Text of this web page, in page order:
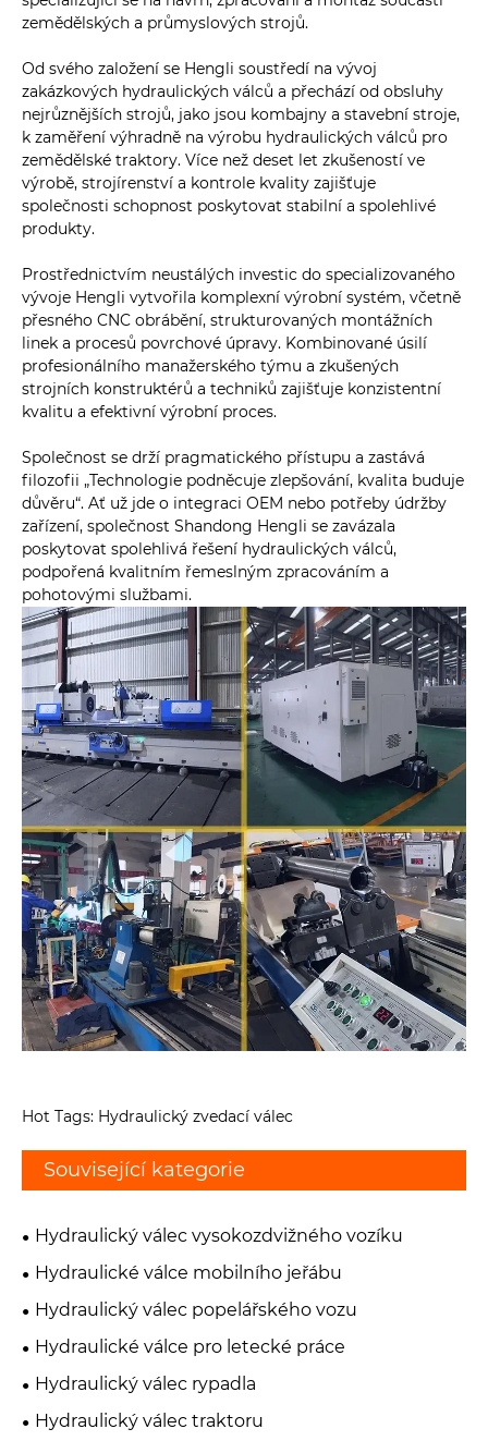
zemědělských a průmyslových strojů.
Od svého založení se Hengli soustředí na vývoj
zakázkových hydraulických válců a přechází od obsluhy
nejrůznějších strojů, jako jsou kombajny a stavební stroje,
k zaměření výhradně na výrobu hydraulických válců pro
zemědělské traktory. Více než deset let zkušeností ve
výrobě, strojírenství a kontrole kvality zajišťuje
společnosti schopnost poskytovat stabilní a spolehlivé
produkty.
Prostřednictvím neustálých investic do specializovaného
vývoje Hengli vytvořila komplexní výrobní systém, včetně
přesného CNC obrábění, strukturovaných montážních
linek a procesů povrchové úpravy. Kombinované úsilí
profesionálního manažerského týmu a zkušených
strojních konstruktérů a techniků zajišťuje konzistentní
kvalitu a efektivní výrobní proces.
Společnost se drží pragmatického přístupu a zastává
filozofii „Technologie podněcuje zlepšování, kvalita buduje
důvěru“. Ať už jde o integraci OEM nebo potřeby údržby
zařízení, společnost Shandong Hengli se zavázala
poskytovat spolehlivá řešení hydraulických válců,
podpořená kvalitním řemeslným zpracováním a
pohotovými službami.
Hot Tags: Hydraulický zvedací válec
Související kategorie
Hydraulický válec vysokozdvižného vozíku
Hydraulické válce mobilního jeřábu
Hydraulický válec popelářského vozu
Hydraulické válce pro letecké práce
Hydraulický válec rypadla
Hydraulický válec traktoru